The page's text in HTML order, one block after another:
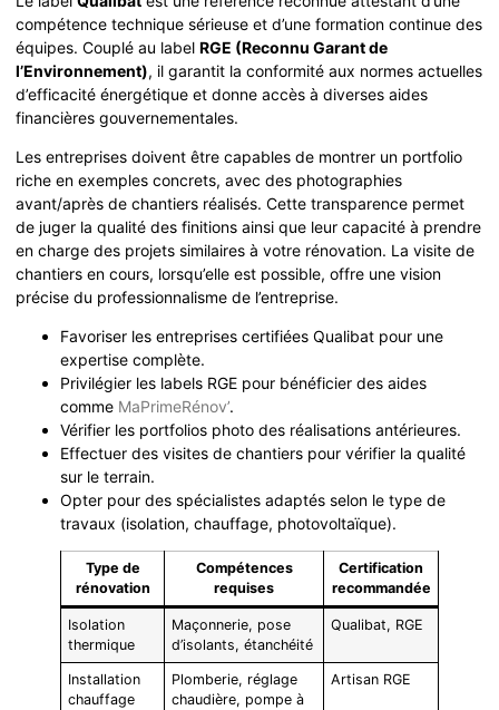
compétence technique sérieuse et d’une formation continue des
équipes. Couplé au label RGE (Reconnu Garant de
l’Environnement), il garantit la conformité aux normes actuelles
d’efficacité énergétique et donne accès à diverses aides
financières gouvernementales.
Les entreprises doivent être capables de montrer un portfolio
riche en exemples concrets, avec des photographies
avant/après de chantiers réalisés. Cette transparence permet
de juger la qualité des finitions ainsi que leur capacité à prendre
en charge des projets similaires à votre rénovation. La visite de
chantiers en cours, lorsqu’elle est possible, offre une vision
précise du professionnalisme de l’entreprise.
Favoriser les entreprises certifiées Qualibat pour une
expertise complète.
Privilégier les labels RGE pour bénéficier des aides
comme MaPrimeRénov’.
Vérifier les portfolios photo des réalisations antérieures.
Effectuer des visites de chantiers pour vérifier la qualité
sur le terrain.
Opter pour des spécialistes adaptés selon le type de
travaux (isolation, chauffage, photovoltaïque).
Type de
rénovation
Compétences
requises
Certification
recommandée
Isolation
thermique
Maçonnerie, pose
d’isolants, étanchéité
Qualibat, RGE
Installation
chauffage
Plomberie, réglage
chaudière, pompe à
Artisan RGE